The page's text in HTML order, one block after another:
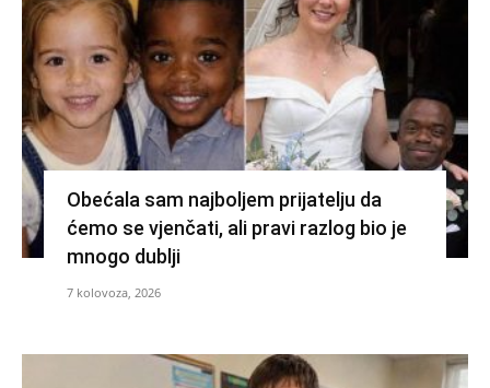
Obećala sam najboljem prijatelju da
ćemo se vjenčati, ali pravi razlog bio je
mnogo dublji
7 kolovoza, 2026